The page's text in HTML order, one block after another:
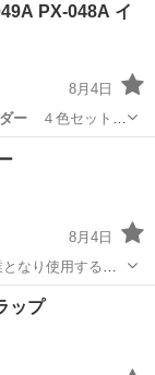
8月4日
ー４色セット
8月4日
なり使用する機
モニカ
ラップ